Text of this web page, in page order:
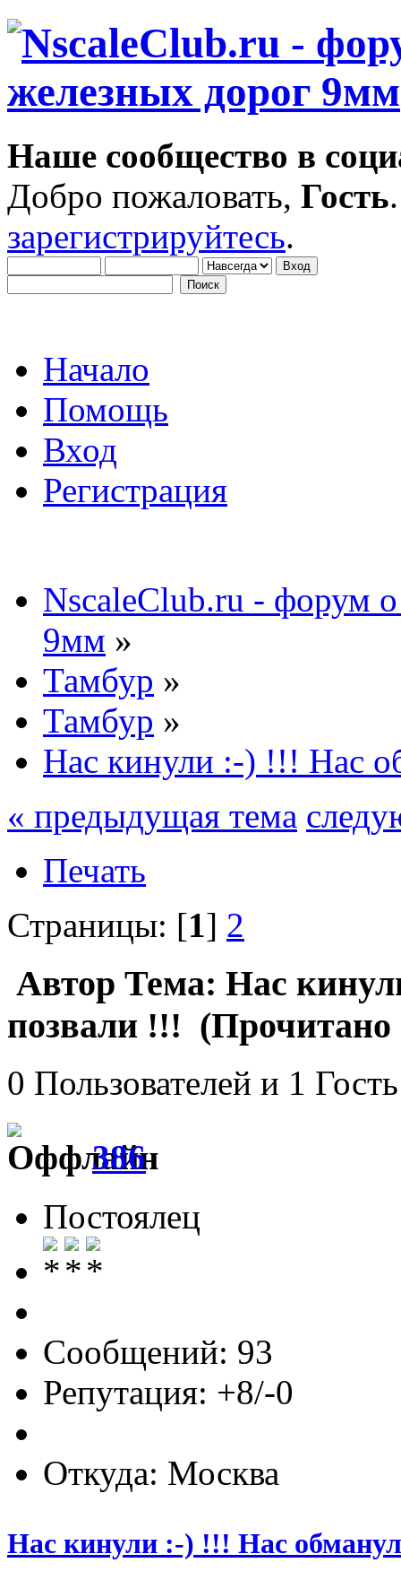
Наше сообщество в
Добро пожаловать, Гость
зарегистрируйтесь.
Начало
Помощь
Вход
Регистрация
NscaleClub.ru - форум
9мм »
Тамбур »
Тамбур »
Нас кинули :-) !!! Нас
« предыдущая тема
Печать
Страницы: [1] 2
Автор Тема: Нас
позвали !!! (Прочитано
0 Пользователей и 1
386
Постоялец
Сообщений: 93
Репутация: +8/-0
Откуда: Москва
Нас кинули :-) !!! Нас